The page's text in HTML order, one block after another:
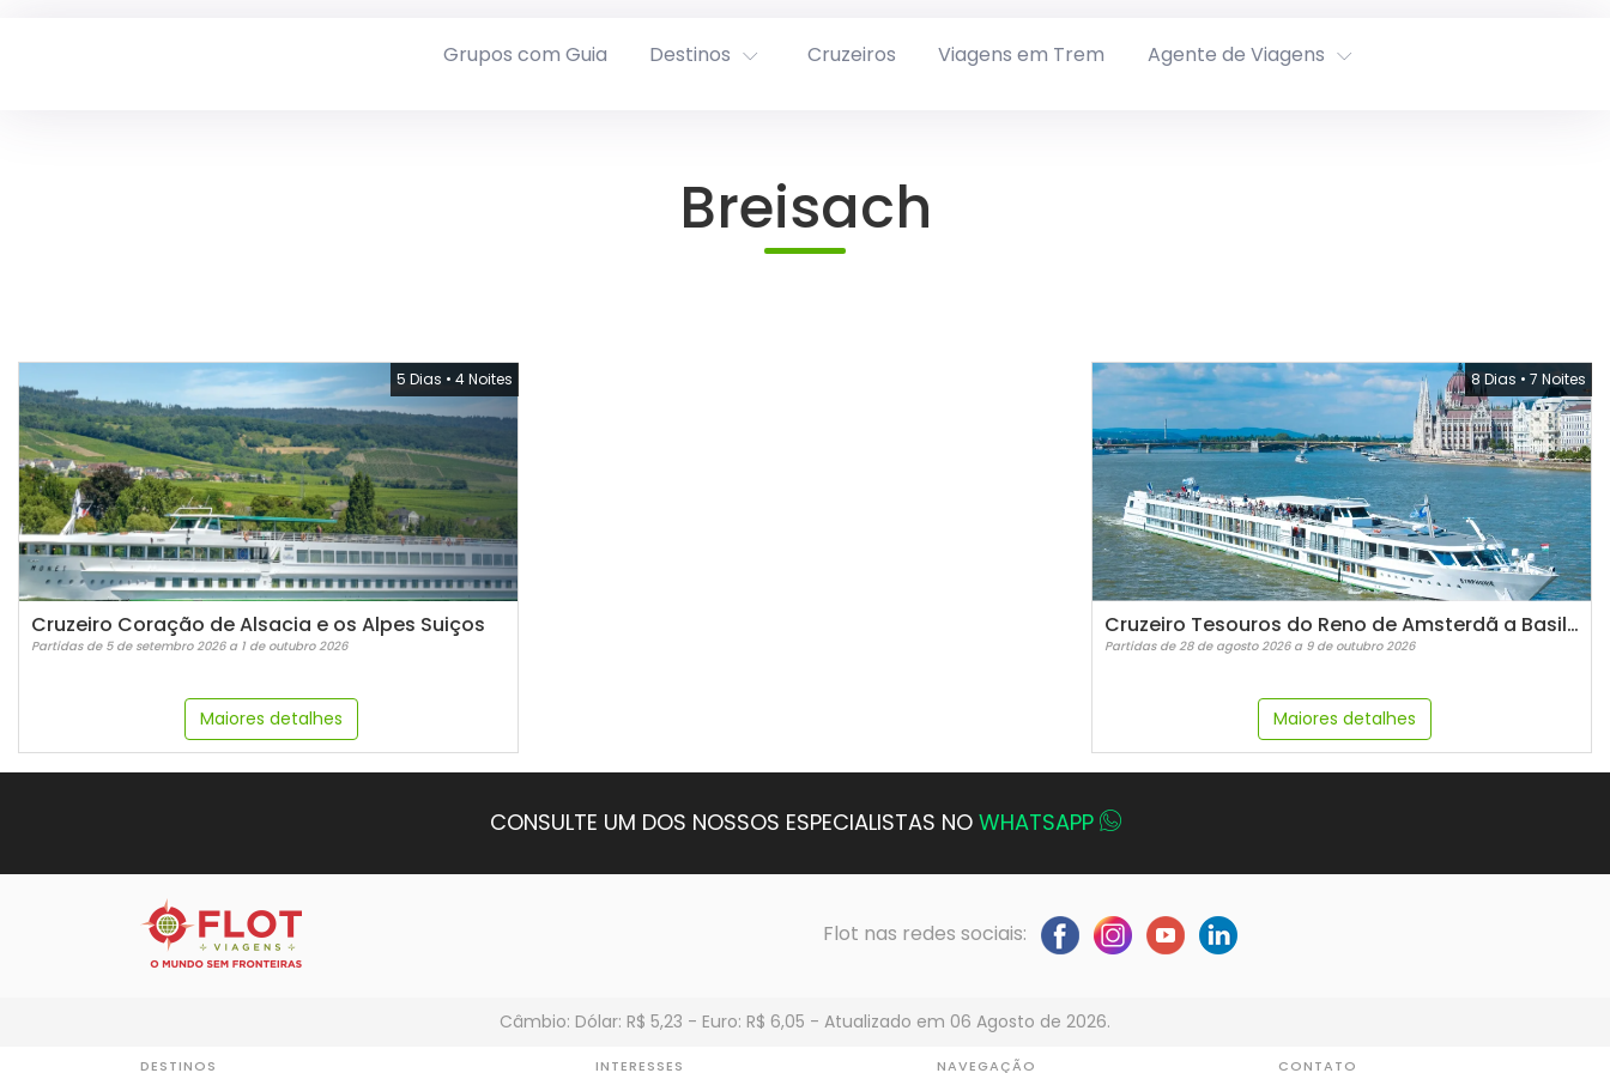
Grupos com Guia Destinos Cruzeiros Viagens em Trem Agente de Viagens
Breisach
5 Dias • 4 Noites
Cruzeiro Coração de Alsacia e os Alpes Suiços
Partidas de 5 de setembro 2026 a 1 de outubro 2026
Maiores detalhes
8 Dias • 7 Noites
Cruzeiro Tesouros do Reno de Amsterdã a Basileia
Partidas de 28 de agosto 2026 a 9 de outubro 2026
Maiores detalhes
CONSULTE UM DOS NOSSOS ESPECIALISTAS NO WHATSAPP
Flot nas redes sociais:
Câmbio: Dólar: R$ 5,23 - Euro: R$ 6,05 - Atualizado em 06 Agosto de 2026.
DESTINOS INTERESSES NAVEGAÇÃO CONTATO